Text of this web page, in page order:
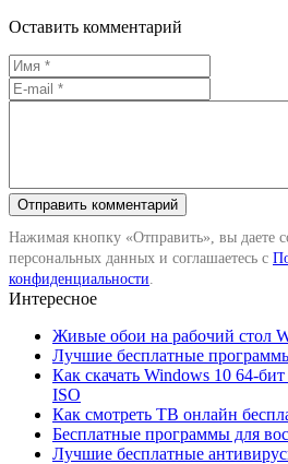
Оставить комментарий
Нажимая кнопку «Отправить», вы даете
персональных данных и соглашаетесь с
конфиденциальности
Интересное
Живые обои на рабочий стол
Лучшие бесплатные
Как скачать Windows 10 64-
ISO
Как смотреть ТВ онлайн
Бесплатные программы для
Лучшие бесплатные